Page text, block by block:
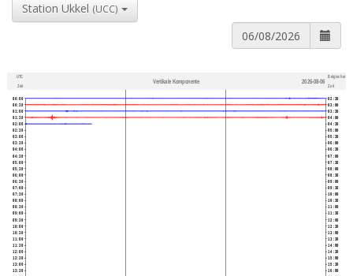
Station Ukkel (UCC)
UTC
Zeit
Vertikale Komponente 2026-08-06
Belgischer
Zeit
00:00
00:30
01:00
01:30
02:00
02:30
03:00
03:30
04:00
04:30
05:00
05:30
06:00
06:30
07:00
07:30
08:00
08:30
09:00
09:30
10:00
10:30
11:00
11:30
12:00
12:30
13:00
13:30
02:30
03:00
03:30
04:00
04:30
05:00
05:30
06:00
06:30
07:00
07:30
08:00
08:30
09:00
09:30
10:00
10:30
11:00
11:30
12:00
12:30
13:00
13:30
14:00
14:30
15:00
15:30
16:00